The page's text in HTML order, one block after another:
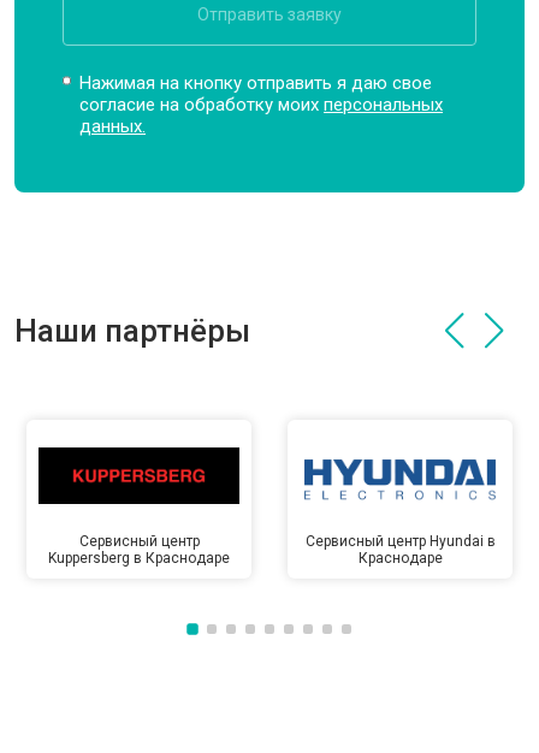
Отправить заявку
Нажимая на кнопку отправить я даю свое
согласие на обработку моихперсональных
данных.
Наши партнёры
Сервисный центр
Kuppersberg в Краснодаре
Сервисный центр Hyundai в
Краснодаре